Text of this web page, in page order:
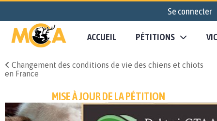
Se connecter
ACCUEIL PÉTITIONS
Changement des conditions de vie des chiens et chiots
en France
MISE À JOUR DE LA PÉTITION